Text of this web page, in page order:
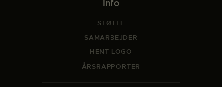
Info
STØTTE
SAMARBEJDER
HENT LOGO
ÅRSRAPPORTER